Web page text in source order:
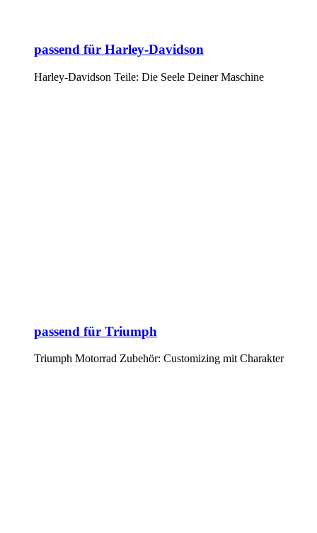
passend für Harley-Davidson
Harley-Davidson Teile: Die Seele Deiner Maschine
passend für Triumph
Triumph Motorrad Zubehör: Customizing mit Charakter